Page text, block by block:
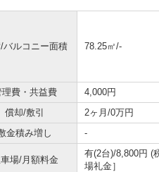
バルコニー面積 78.25㎡/-
理費・共益費
4,000円
償却/敷引
2ヶ月/0万円
金積み増し -
場/月額料金
有(2台)/8,800円 (
場礼金］